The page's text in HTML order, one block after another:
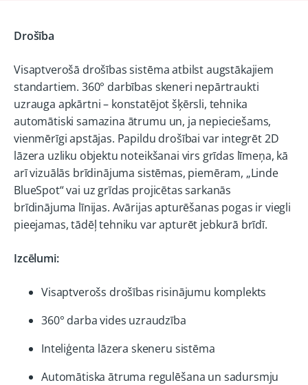
Drošība
Visaptverošā drošības sistēma atbilst augstākajiem
standartiem. 360° darbības skeneri nepārtraukti
uzrauga apkārtni – konstatējot šķērsli, tehnika
automātiski samazina ātrumu un, ja nepieciešams,
vienmērīgi apstājas. Papildu drošībai var integrēt 2D
lāzera uzliku objektu noteikšanai virs grīdas līmeņa, kā
arī vizuālās brīdinājuma sistēmas, piemēram, „Linde
BlueSpot“ vai uz grīdas projicētas sarkanās
brīdinājuma līnijas. Avārijas apturēšanas pogas ir viegli
pieejamas, tādēļ tehniku var apturēt jebkurā brīdī.
Izcēlumi:
Visaptverošs drošības risinājumu komplekts
360° darba vides uzraudzība
Inteliģenta lāzera skeneru sistēma
Automātiska ātruma regulēšana un sadursmju